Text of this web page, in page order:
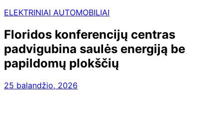
ELEKTRINIAI AUTOMOBILIAI
Floridos konferencijų centras
padvigubina saulės energiją be
papildomų plokščių
25 balandžio, 2026